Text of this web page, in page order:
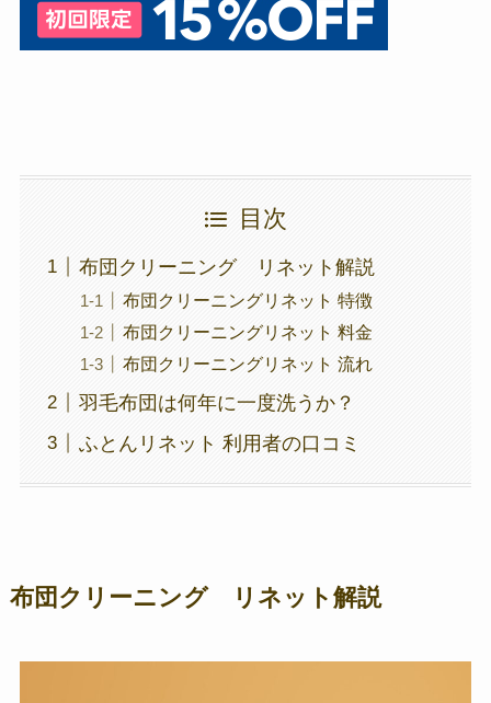
目次
布団クリーニング リネット解説
布団クリーニングリネット 特徴
布団クリーニングリネット 料金
布団クリーニングリネット 流れ
羽毛布団は何年に一度洗うか？
ふとんリネット 利用者の口コミ
布団クリーニング リネット解説